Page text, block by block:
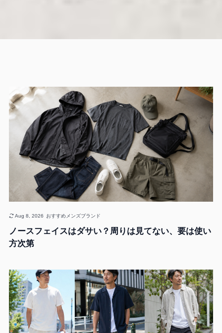
ノースフェイスはダサい？周りは見てない、要は使い
方次第
Aug 8, 2026 おすすめメンズブランド